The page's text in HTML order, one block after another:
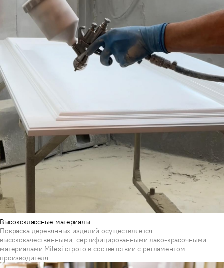
Высококлассные материалы
Покраска деревянных изделий осуществляется
высококачественными, сертифицированными лако-красочными
материалами Milesi строго в соответствии с регламентом
производителя.